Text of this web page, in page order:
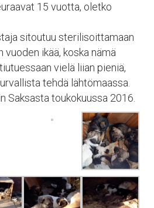
15 vuotta, oletko
sitoutuu sterilisoittamaan
vuoden ikää, koska nämä
vielä liian pieniä,
tehdä lähtömaassa.
Saksasta toukokuussa 2016.